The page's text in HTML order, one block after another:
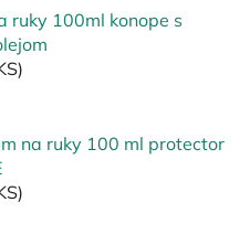
ruky 100ml konope s
na ruky 100 ml protector